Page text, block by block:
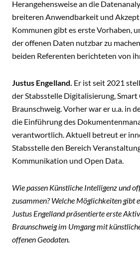
Herangehensweise an die
breiteren Anwendbarkeit und
Kommunen gibt es erste Vorhaben,
der offenen Daten nutzbar zu
beiden Referenten berichteten von
Justus Engelland. Er ist seit 2021
der Stabsstelle Digitalisierung,
Braunschweig. Vorher war er u.a. in
die Einführung des
verantwortlich. Aktuell betreut er
Stabsstelle den Bereich
Kommunikation und Open Data.
Wie passen Künstliche Intelligenz und
zusammen? Welche Möglichkeiten gibt
Justus Engelland präsentierte erste
Braunschweig im Umgang mit
offenen Geodaten.